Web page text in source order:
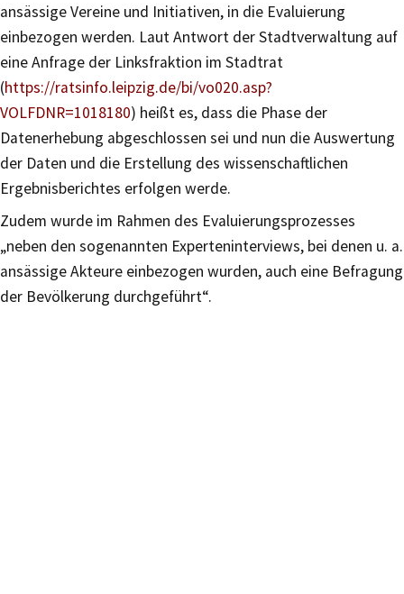
ansässige Vereine und Initiativen, in die Evaluierung
einbezogen werden. Laut Antwort der Stadtverwaltung auf
eine Anfrage der Linksfraktion im Stadtrat
(https://ratsinfo.leipzig.de/bi/vo020.asp?
VOLFDNR=1018180) heißt es, dass die Phase der
Datenerhebung abgeschlossen sei und nun die Auswertung
der Daten und die Erstellung des wissenschaftlichen
Ergebnisberichtes erfolgen werde.
Zudem wurde im Rahmen des Evaluierungsprozesses
„neben den sogenannten Experteninterviews, bei denen u. a.
ansässige Akteure einbezogen wurden, auch eine Befragung
der Bevölkerung durchgeführt“.